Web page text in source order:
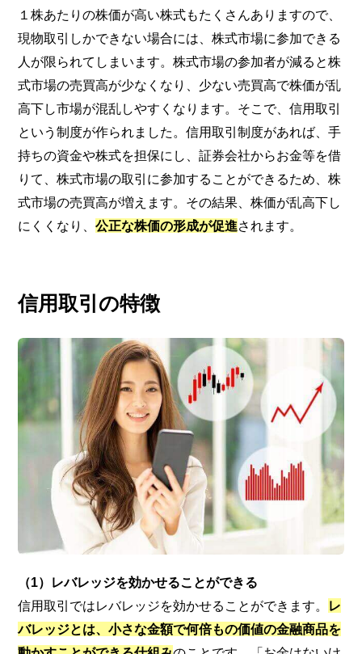
１株あたりの株価が高い株式もたくさんありますので、
現物取引しかできない場合には、株式市場に参加できる
人が限られてしまいます。株式市場の参加者が減ると株
式市場の売買高が少なくなり、少ない売買高で株価が乱
高下し市場が混乱しやすくなります。そこで、信用取引
という制度が作られました。信用取引制度があれば、手
持ちの資金や株式を担保にし、証券会社からお金等を借
りて、株式市場の取引に参加することができるため、株
式市場の売買高が増えます。その結果、株価が乱高下し
にくくなり、公正な株価の形成が促進されます。
信用取引の特徴
（1）レバレッジを効かせることができる
信用取引ではレバレッジを効かせることができます。 レ
バレッジとは、小さな金額で何倍もの価値の金融商品を